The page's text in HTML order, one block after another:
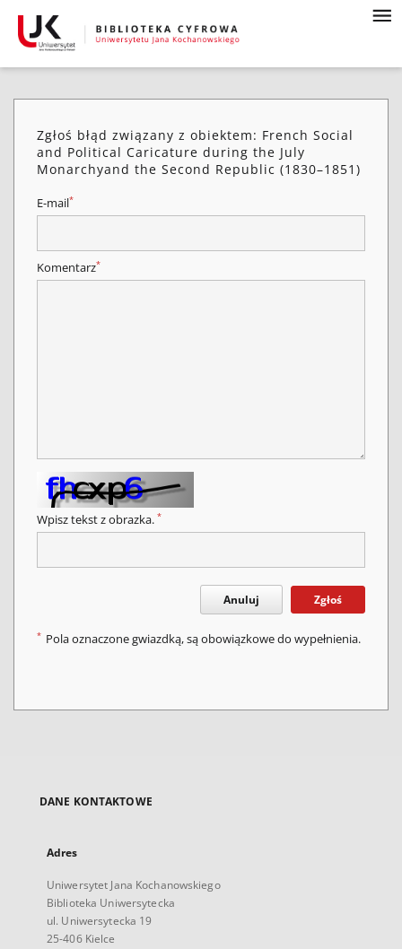
Zgłoś błąd związany z obiektem: French Social
and Political Caricature during the July
Monarchyand the Second Republic (1830–1851)
E-mail*
Komentarz*
Wpisz tekst z obrazka. *
Anuluj Zgłoś
* Pola oznaczone gwiazdką, są obowiązkowe do wypełnienia.
DANE KONTAKTOWE
Adres
Uniwersytet Jana Kochanowskiego
Biblioteka Uniwersytecka
ul. Uniwersytecka 19
25-406 Kielce